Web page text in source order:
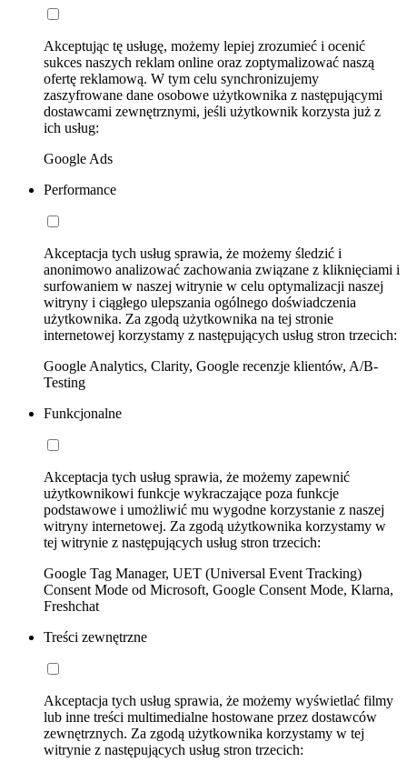
Akceptując tę usługę, możemy lepiej zrozumieć i ocenić
sukces naszych reklam online oraz zoptymalizować naszą
ofertę reklamową. W tym celu synchronizujemy
zaszyfrowane dane osobowe użytkownika z następującymi
dostawcami zewnętrznymi, jeśli użytkownik korzysta już z
ich usług:
Google Ads
Performance
Akceptacja tych usług sprawia, że możemy śledzić i
anonimowo analizować zachowania związane z kliknięciami i
surfowaniem w naszej witrynie w celu optymalizacji naszej
witryny i ciągłego ulepszania ogólnego doświadczenia
użytkownika. Za zgodą użytkownika na tej stronie
internetowej korzystamy z następujących usług stron trzecich:
Google Analytics, Clarity, Google recenzje klientów, A/B-
Testing
Funkcjonalne
Akceptacja tych usług sprawia, że możemy zapewnić
użytkownikowi funkcje wykraczające poza funkcje
podstawowe i umożliwić mu wygodne korzystanie z naszej
witryny internetowej. Za zgodą użytkownika korzystamy w
tej witrynie z następujących usług stron trzecich:
Google Tag Manager, UET (Universal Event Tracking)
Consent Mode od Microsoft, Google Consent Mode, Klarna,
Freshchat
Treści zewnętrzne
Akceptacja tych usług sprawia, że możemy wyświetlać filmy
lub inne treści multimedialne hostowane przez dostawców
zewnętrznych. Za zgodą użytkownika korzystamy w tej
witrynie z następujących usług stron trzecich: